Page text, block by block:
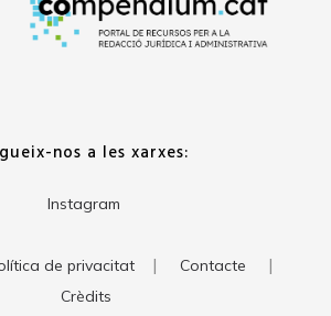
nos a les xarxes:
Instagram
de privacitat | Contacte |
Crèdits